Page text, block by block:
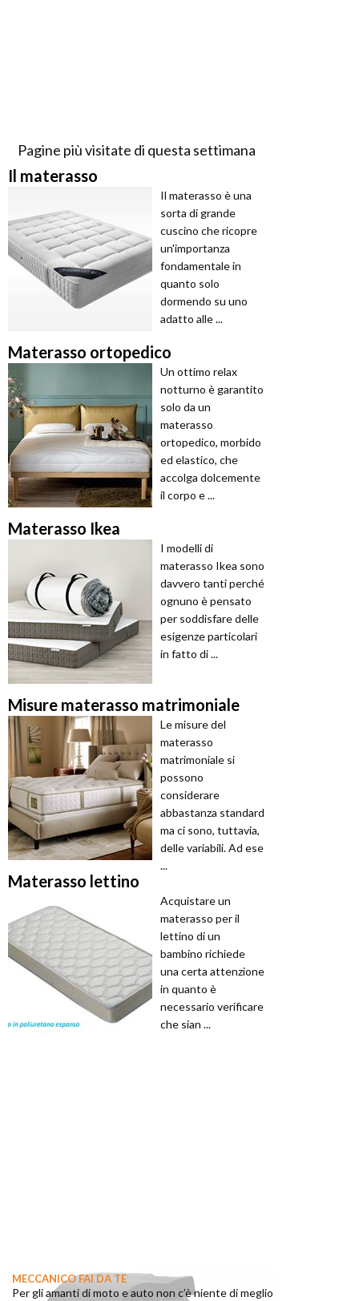
Pagine più visitate di questa settimana
Il materasso
Il materasso è una
sorta di grande
cuscino che ricopre
un'importanza
fondamentale in
quanto solo
dormendo su uno
adatto alle ...
Materasso ortopedico
Un ottimo relax
notturno è garantito
solo da un
materasso
ortopedico, morbido
ed elastico, che
accolga dolcemente
il corpo e ...
Materasso Ikea
I modelli di
materasso Ikea sono
davvero tanti perché
ognuno è pensato
per soddisfare delle
esigenze particolari
in fatto di ...
Misure materasso matrimoniale
Le misure del
materasso
matrimoniale si
possono
considerare
abbastanza standard
ma ci sono, tuttavia,
delle variabili. Ad ese
...
Materasso lettino
Acquistare un
materasso per il
lettino di un
bambino richiede
una certa attenzione
in quanto è
necessario verificare
che sian ...
MECCANICO FAI DA TE
Per gli amanti di moto e auto non c’è niente di meglio